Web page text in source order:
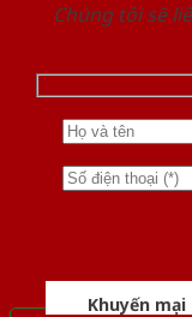
Chúng tôi sẽ
Khuyến mại